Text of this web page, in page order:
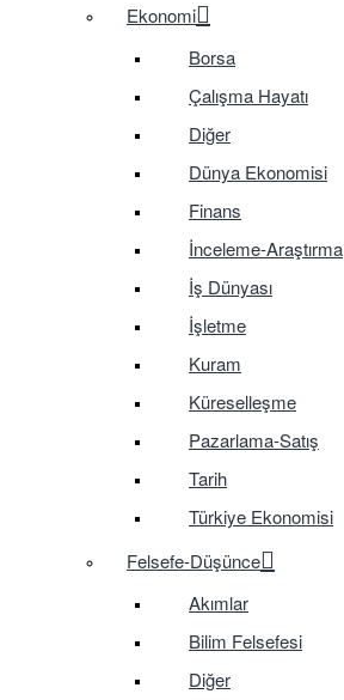
Ekonomi
Borsa
Çalışma Hayatı
Diğer
Dünya Ekonomisi
Finans
İnceleme-Araştırma
İş Dünyası
İşletme
Kuram
Küreselleşme
Pazarlama-Satış
Tarih
Türkiye Ekonomisi
Felsefe-Düşünce
Akımlar
Bilim Felsefesi
Diğer